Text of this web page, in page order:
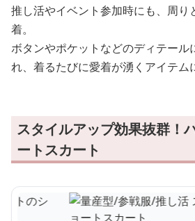
推し活やイベント参加時にも、周り
着。
ボタンやポケットなどのディテール
れ、着るたびに愛着が湧くアイテム
スタイルアップ効果抜群！
ートスカート